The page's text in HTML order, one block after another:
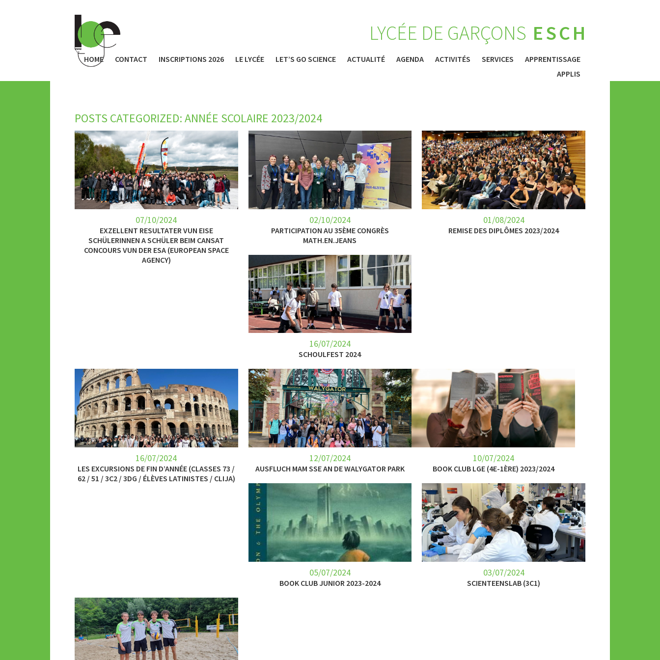
LYCÉE DE GARÇONS ESCH
HOME CONTACT INSCRIPTIONS 2026 LE LYCÉE LET’S GO SCIENCE ACTUALITÉ AGENDA ACTIVITÉS SERVICES
APPRENTISSAGE
APPLIS
POSTS CATEGORIZED:ANNÉE SCOLAIRE 2023/2024
07/10/2024
EXZELLENT RESULTATER VUN EISE
SCHÜLERINNEN A SCHÜLER BEIM CANSAT
CONCOURS VUN DER ESA (EUROPEAN SPACE
AGENCY)
02/10/2024
PARTICIPATION AU 35ÈME CONGRÈS
MATH.EN.JEANS
01/08/2024
REMISE DES DIPLÔMES 2023/2024
16/07/2024
SCHOULFEST 2024
16/07/2024
LES EXCURSIONS DE FIN D’ANNÉE (CLASSES 73 /
62 / 51 / 3C2 / 3DG / ÉLÈVES LATINISTES / CLIJA)
12/07/2024
AUSFLUCH MAM SSE AN DE WALYGATOR PARK
10/07/2024
BOOK CLUB LGE (4E-1ÈRE) 2023/2024
05/07/2024
BOOK CLUB JUNIOR 2023-2024
03/07/2024
SCIENTEENSLAB (3C1)